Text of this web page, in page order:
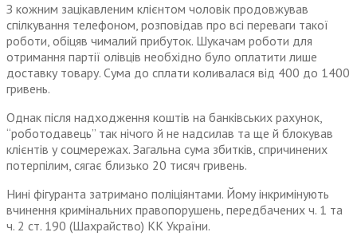
З кожним зацікавленим клієнтом чоловік продовжував
спілкування телефоном, розповідав про всі переваги такої
роботи, обіцяв чималий прибуток. Шукачам роботи для
отримання партії олівців необхідно було оплатити лише
доставку товару. Сума до сплати коливалася від 400 до 1400
гривень.
Однак після надходження коштів на банківських рахунок,
“роботодавець” так нічого й не надсилав та ще й блокував
клієнтів у соцмережах. Загальна сума збитків, спричинених
потерпілим, сягає близько 20 тисяч гривень.
Нині фігуранта затримано поліціянтами. Йому інкримінують
вчинення кримінальних правопорушень, передбачених ч. 1 та
ч. 2 ст. 190 (Шахрайство) КК України.